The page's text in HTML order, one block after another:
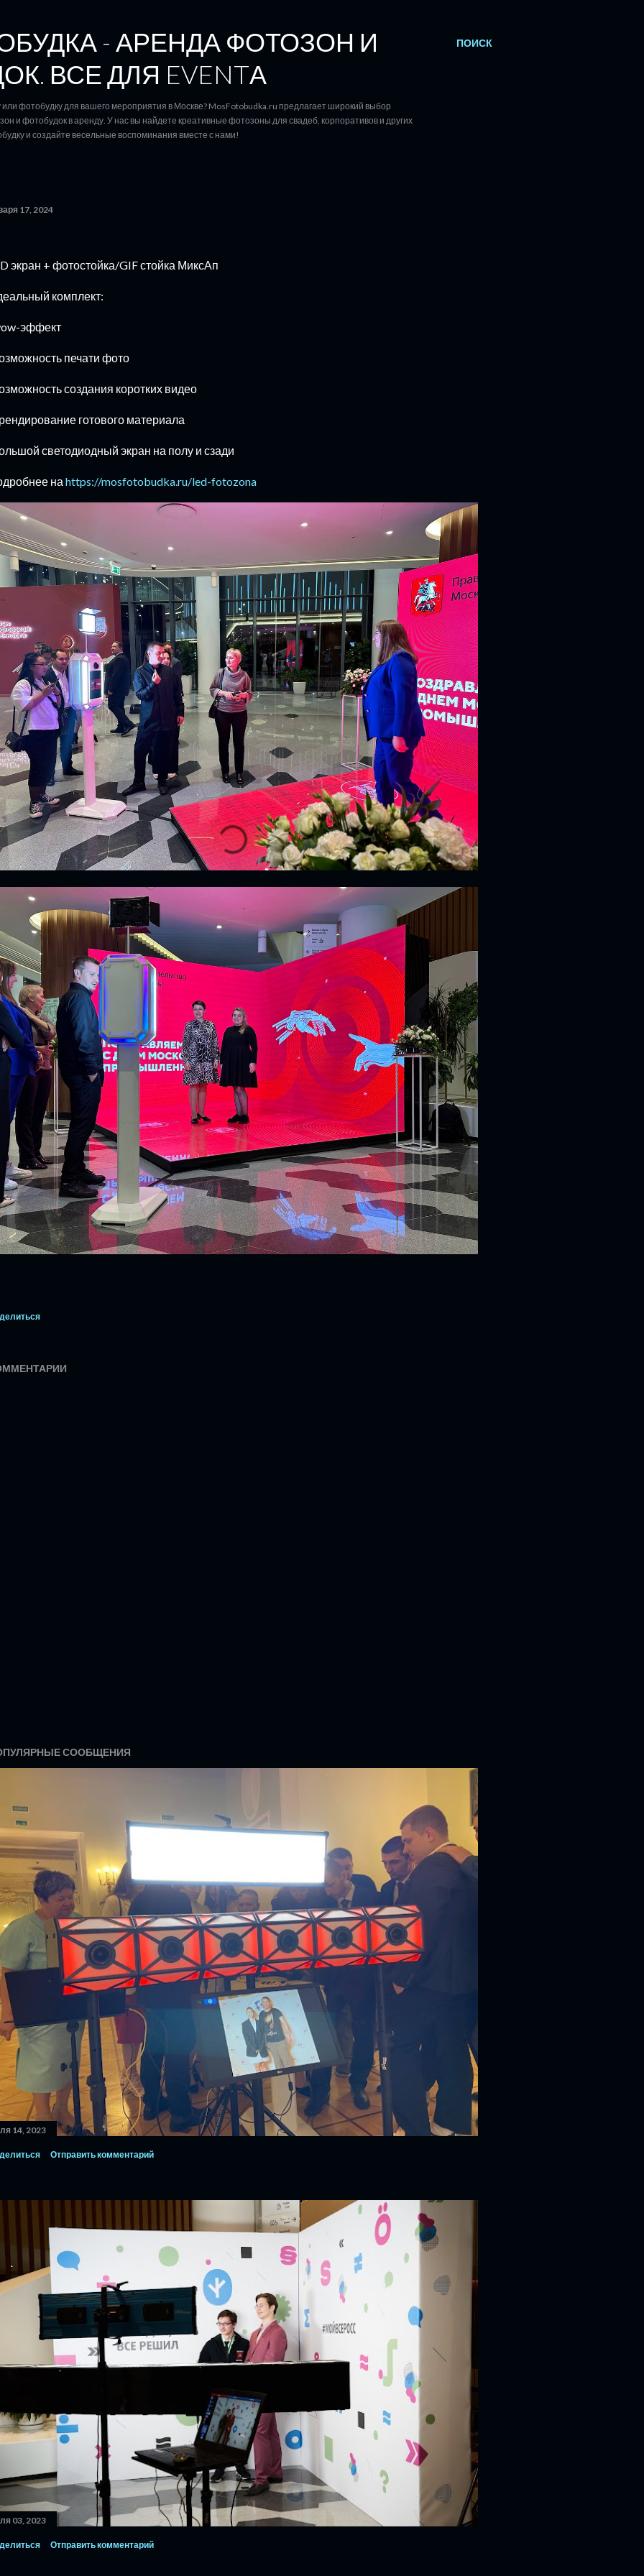
ПОИСК
- АРЕНДА ФОТОЗОН И
ВСЕ ДЛЯ EVENTА
фотобудку для вашего мероприятия в Москве? MosFotobudka.ru предлагает широкий выбор
и фотобудок в аренду. У нас вы найдете креативные фотозоны для свадеб, корпоративов и других
и создайте весельные воспоминания вместе с нами!
17, 2024
экран + фотостойка/GIF стойка МиксАп
комплект:
эффект
печати фото
создания коротких видео
готового материала
светодиодный экран на полу и сзади
на https://mosfotobudka.ru/led-fotozona
СООБЩЕНИЯ
14, 2023
Отправить комментарий
03, 2023
Отправить комментарий